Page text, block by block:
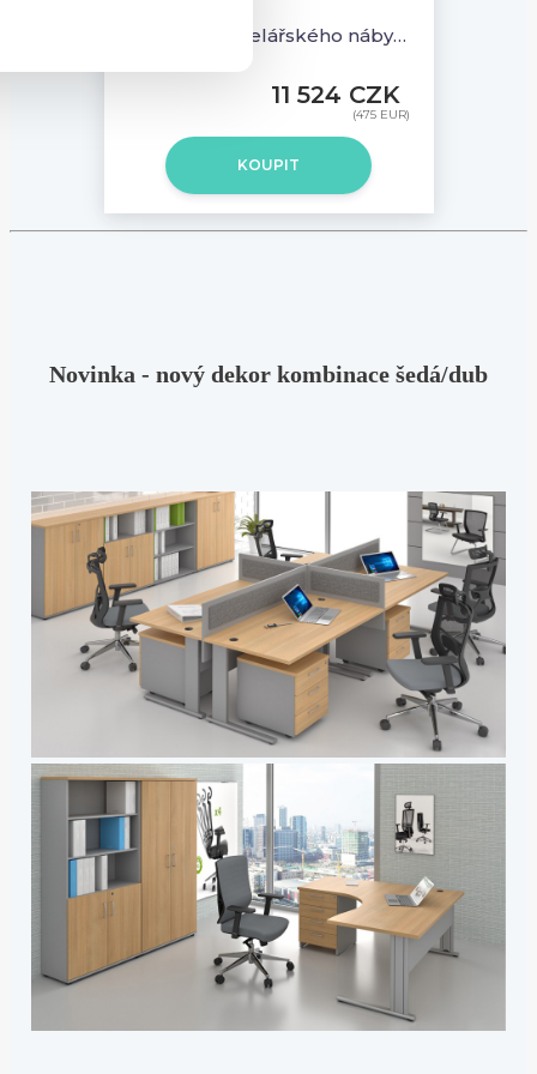
Sestava kancelářského nábytku Komfort 1.2, ořech/šedá - ZEP 1.2 19
11 524 CZK
(475 EUR)
KOUPIT
Novinka - nový dekor kombinace šedá/dub